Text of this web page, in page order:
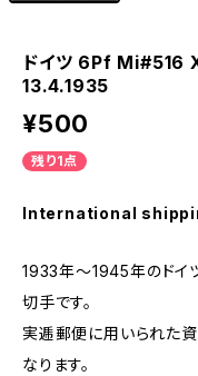
ドイツ 6Pf Mi#516
13.4.1935
¥500
残り1点
International
1933年～1945年のドイ
切手です。
実逓郵便に用いられた
なります。